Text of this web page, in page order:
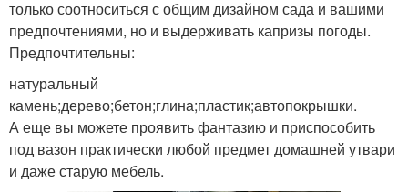
только соотноситься с общим дизайном сада и вашими
предпочтениями, но и выдерживать капризы погоды.
Предпочтительны:
натуральный
камень;дерево;бетон;глина;пластик;автопокрышки.
А еще вы можете проявить фантазию и приспособить
под вазон практически любой предмет домашней утвари
и даже старую мебель.